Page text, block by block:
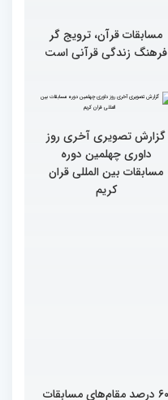
مسابقات قرآن، ترویج گر
فرهنگ زندگی قرآنی است
گزارش تصویری آخری روز
۶۰ درصد مقام‌های مسابقات